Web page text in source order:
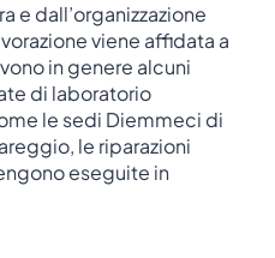
e dall’organizzazione
viene affidata a
in genere alcuni
di laboratorio
le sedi Diemmeci di
le riparazioni
eseguite in